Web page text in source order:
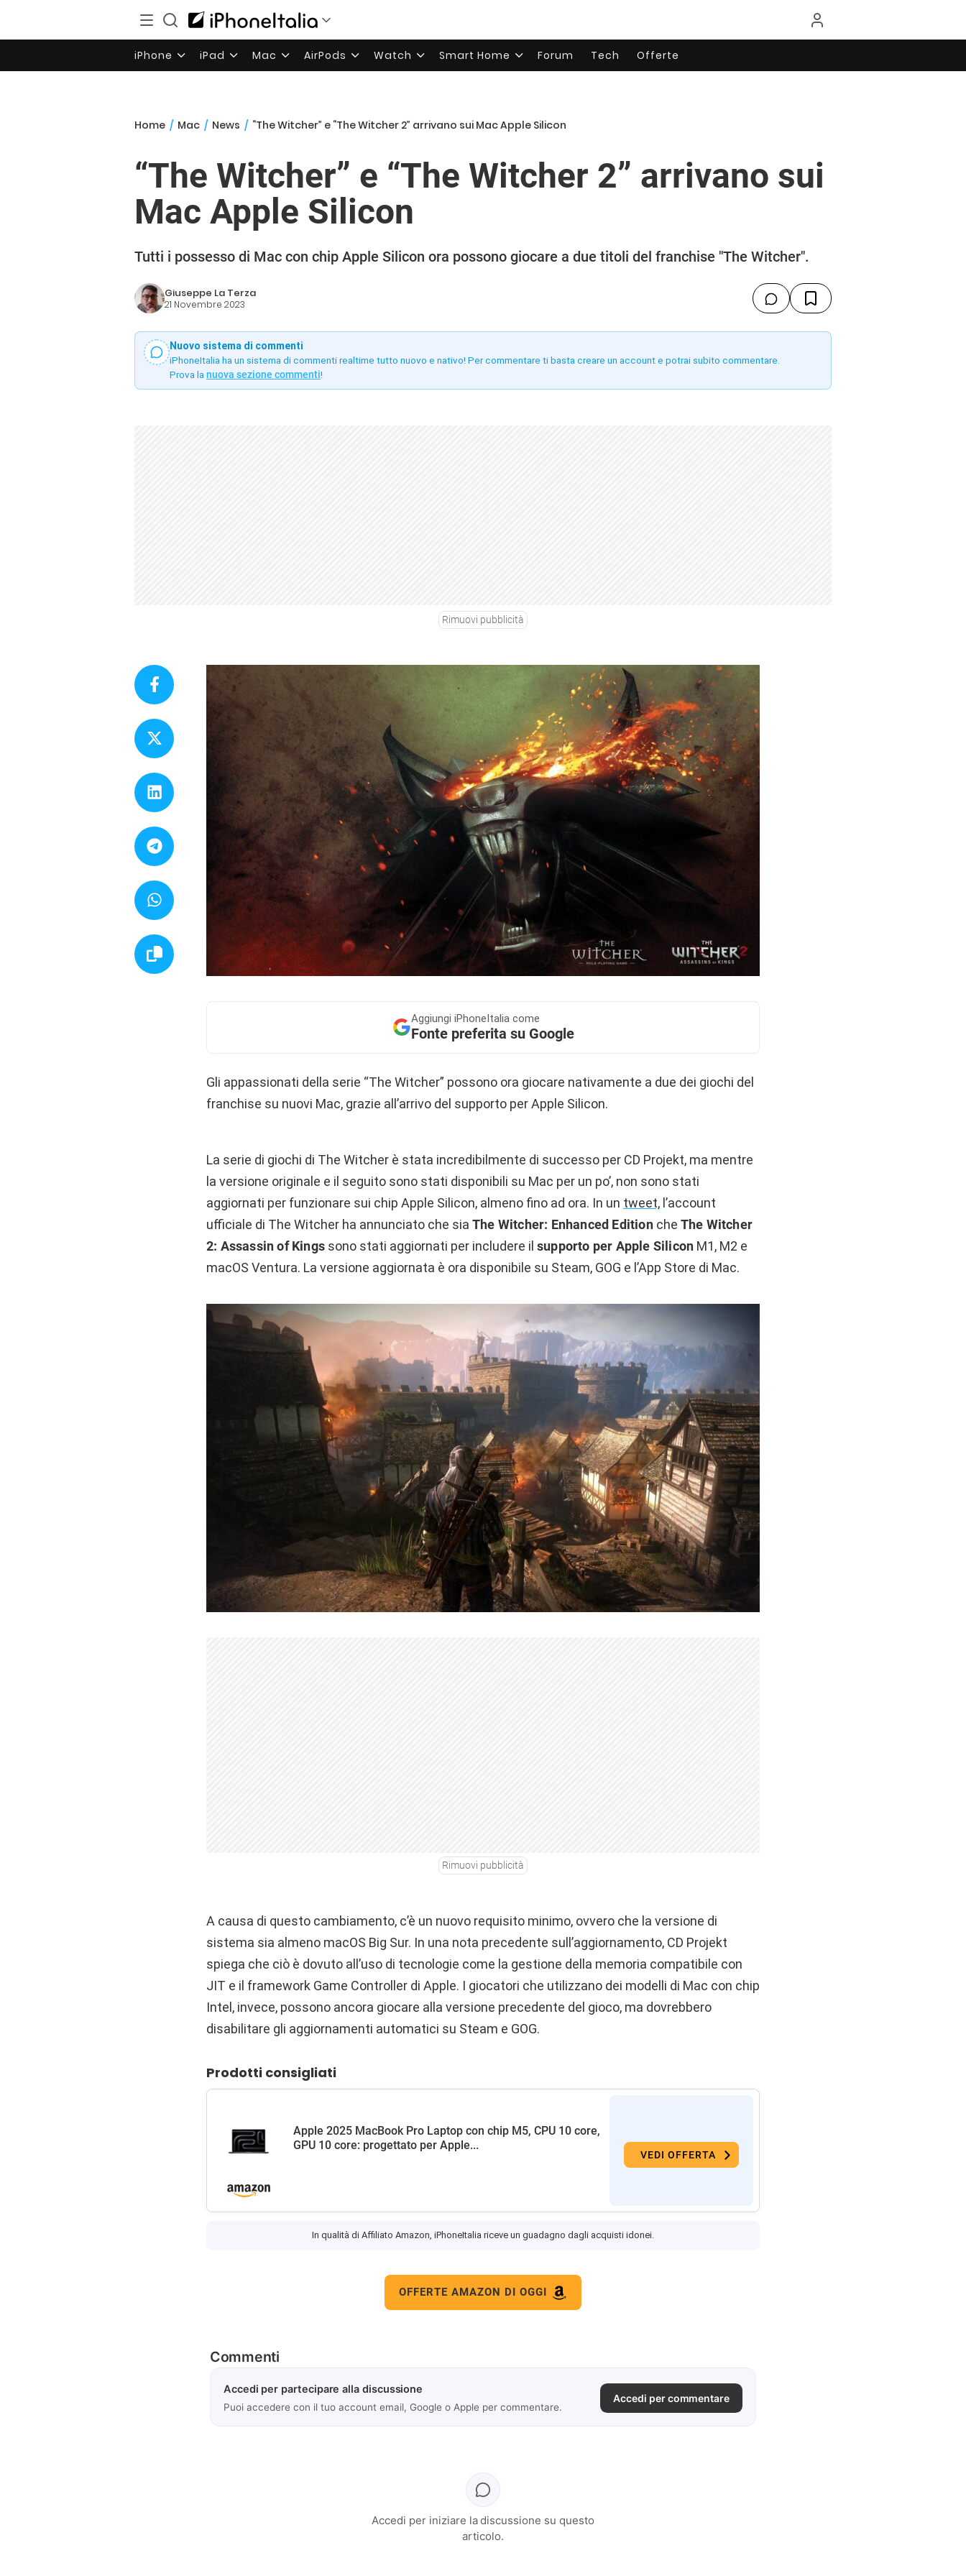
iPhone iPad Mac AirPods Watch Smart Home Forum Tech Offerte
Home / Mac / News / “The Witcher” e “The Witcher 2” arrivano sui Mac Apple Silicon
“The Witcher” e “The Witcher 2” arrivano sui
Mac Apple Silicon
Tutti i possesso di Mac con chip Apple Silicon ora possono giocare a due titoli del franchise "The Witcher".
Giuseppe La Terza
21 Novembre 2023
Nuovo sistema di commenti
iPhoneItalia ha un sistema di commenti realtime tutto nuovo e nativo! Per commentare ti basta creare un account e potrai subito commentare.
Prova la nuova sezione commenti!
Rimuovi pubblicità
Aggiungi iPhoneItalia come
Fonte preferita su Google
Gli appassionati della serie “The Witcher” possono ora giocare nativamente a due dei giochi del
franchise su nuovi Mac, grazie all’arrivo del supporto per Apple Silicon.
La serie di giochi di The Witcher è stata incredibilmente di successo per CD Projekt, ma mentre
la versione originale e il seguito sono stati disponibili su Mac per un po’, non sono stati
aggiornati per funzionare sui chip Apple Silicon, almeno fino ad ora. In un tweet, l’account
ufficiale di The Witcher ha annunciato che sia The Witcher: Enhanced Editionche The Witcher
2: Assassin of Kings sono stati aggiornati per includere il supporto per Apple Silicon M1, M2 e
macOS Ventura. La versione aggiornata è ora disponibile su Steam, GOG e l’App Store di Mac.
Rimuovi pubblicità
A causa di questo cambiamento, c’è un nuovo requisito minimo, ovvero che la versione di
sistema sia almeno macOS Big Sur. In una nota precedente sull’aggiornamento, CD Projekt
spiega che ciò è dovuto all’uso di tecnologie come la gestione della memoria compatibile con
JIT e il framework Game Controller di Apple. I giocatori che utilizzano dei modelli di Mac con chip
Intel, invece, possono ancora giocare alla versione precedente del gioco, ma dovrebbero
disabilitare gli aggiornamenti automatici su Steam e GOG.
Prodotti consigliati
Apple 2025 MacBook Pro Laptop con chip M5, CPU 10 core,
GPU 10 core: progettato per Apple...
VEDI OFFERTA
In qualità di Affiliato Amazon, iPhoneItalia riceve un guadagno dagli acquisti idonei.
OFFERTE AMAZON DI OGGI
Commenti
Accedi per partecipare alla discussione
Puoi accedere con il tuo account email, Google o Apple per commentare.
Accedi per commentare
Accedi per iniziare la discussione su questo
articolo.